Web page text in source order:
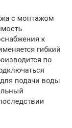
с монтажом
к
гибкий
по
для подачи воды